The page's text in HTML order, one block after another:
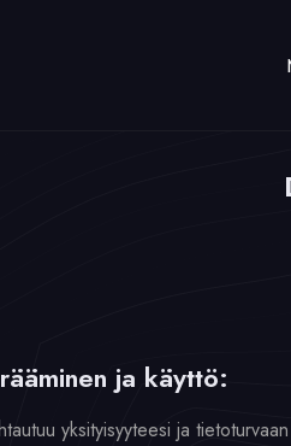
ja käyttö:
yksityisyyteesi ja